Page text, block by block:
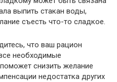
выпить стакан воды,
съесть что-то сладкое.
что ваш рацион
необходимые
снизить желание
недостатка других